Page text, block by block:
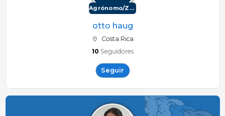
Agrónomo/Zootécnico
otto haug
Costa Rica
10 Seguidores
Seguir